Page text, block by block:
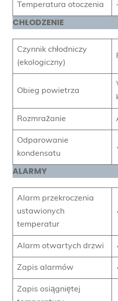
Temperatura otoczenia
CHŁODZENIE
Czynnik chłodniczy
(ekologiczny)
Obieg powietrza
Rozmrażanie
Odparowanie
kondensatu
ALARMY
Alarm przekroczenia
ustawionych
temperatur
Alarm otwartych drzwi
Zapis alarmów
Zapis osiągniętej